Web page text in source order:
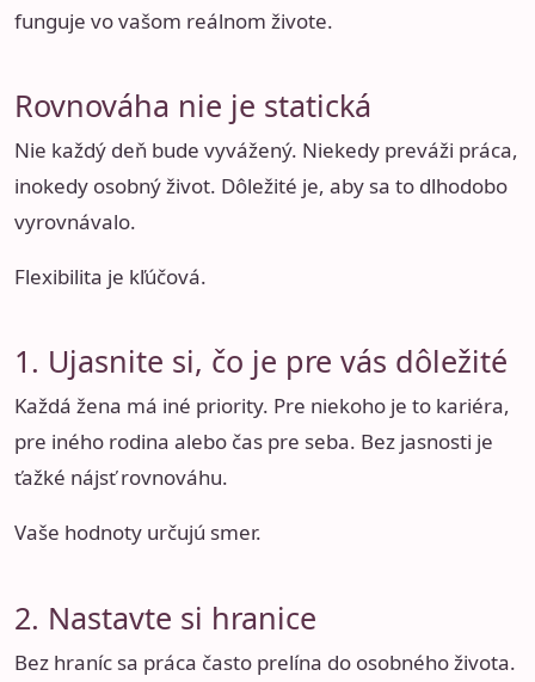
funguje vo vašom reálnom živote.
Rovnováha nie je statická
Nie každý deň bude vyvážený. Niekedy preváži práca,
inokedy osobný život. Dôležité je, aby sa to dlhodobo
vyrovnávalo.
Flexibilita je kľúčová.
1. Ujasnite si, čo je pre vás dôležité
Každá žena má iné priority. Pre niekoho je to kariéra,
pre iného rodina alebo čas pre seba. Bez jasnosti je
ťažké nájsť rovnováhu.
Vaše hodnoty určujú smer.
2. Nastavte si hranice
Bez hraníc sa práca často prelína do osobného života.